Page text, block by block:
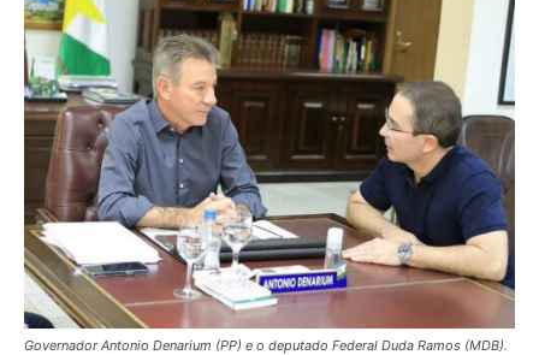
Governador Antonio Denarium (PP) e o deputado Federal Duda Ramos (MDB).